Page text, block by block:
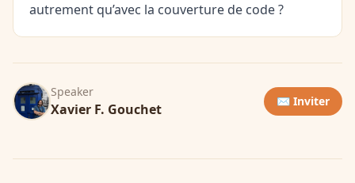
autrement qu’avec la couverture de code ?
Speaker
Xavier F. Gouchet ✉️ Inviter